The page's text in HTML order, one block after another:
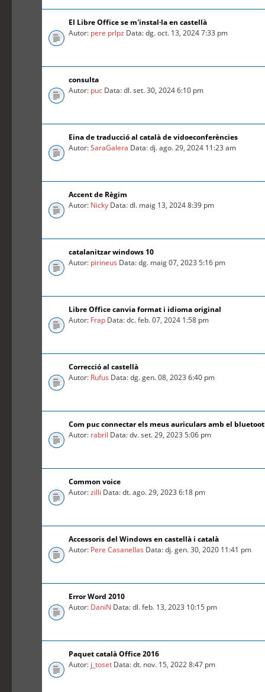
El Libre Office se m'instal·la en castellà
Autor: pere prlpz Data: dg. oct. 13, 2024 7:33 pm
consulta
Autor: puc Data: dl. set. 30, 2024 6:10 pm
Eina de traducció al català de vidoeconferències
Autor:SaraGalera Data: dj. ago. 29, 2024 11:23 am
Accent de Règim
Autor: Nicky Data: dl. maig 13, 2024 8:39 pm
catalanitzar windows 10
Autor: pirineus Data: dg. maig 07, 2023 5:16 pm
Libre Office canvia format i idioma original
Autor: Frap Data: dc. feb. 07, 2024 1:58 pm
Correcció al castellà
Autor: Rufus Data: dg. gen. 08, 2023 6:40 pm
Com puc connectar els meus auriculars amb el
Autor: rabril Data: dv. set. 29, 2023 5:06 pm
Common voice
Autor:zilli Data: dt. ago. 29, 2023 6:18 pm
Accessoris del Windows en castellà i català
Autor: Pere Casanellas Data: dj. gen. 30, 2020 11:41 pm
Error Word 2010
Autor: DaniN Data: dl. feb. 13, 2023 10:15 pm
Paquet català Office 2016
Autor: j_toset Data: dt. nov. 15, 2022 8:47 pm